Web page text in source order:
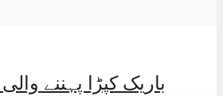
باریک کپڑا پہننے